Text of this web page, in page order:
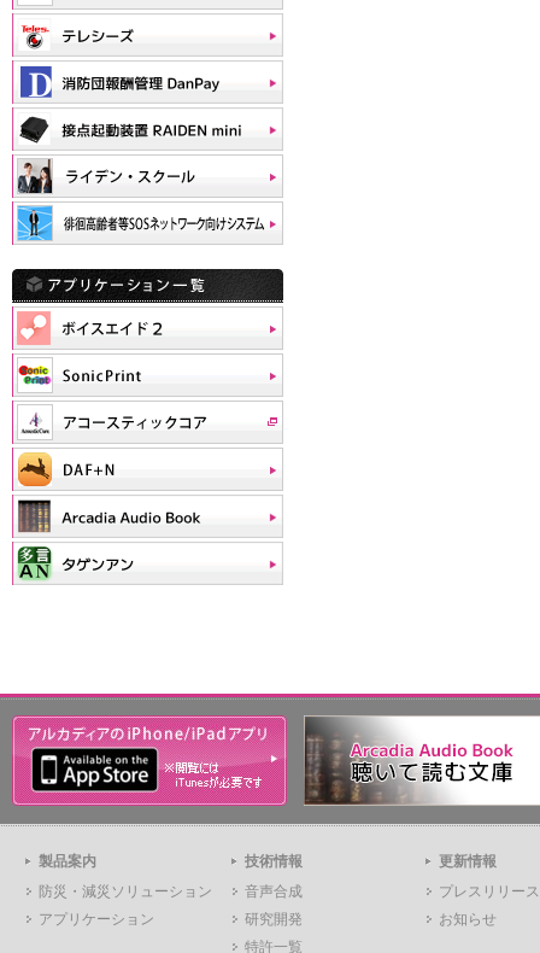
製品案内
防災・減災ソリューション
アプリケーション
技術情報
音声合成
研究開発
特許一覧
更新情報
プレスリリース
お知らせ